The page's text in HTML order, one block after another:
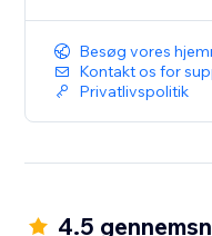
Besøg vores
Kontakt os for
Privatlivspolitik
4.5